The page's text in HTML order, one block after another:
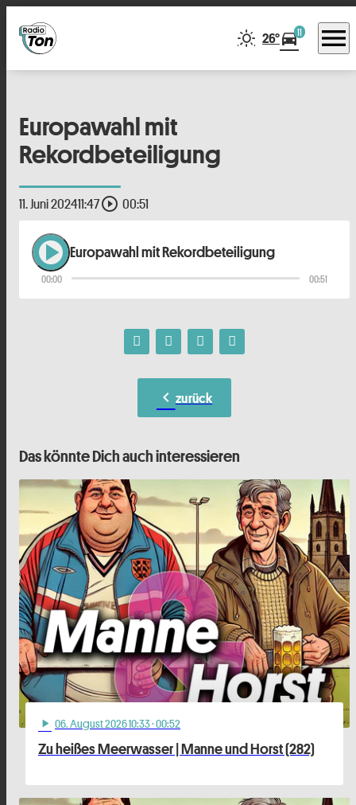
26°directions_car11 menu
Europawahl mit
Rekordbeteiligung
11. Juni 202411:47play_circle_outline 00:51
play_arrow Europawahl mit Rekordbeteiligung
00:00 00:51
chevron_left zurück
Das könnte Dich auch interessieren
play_arrow 06. August 2026 10:33· 00:52
Zu heißes Meerwasser | Manne und Horst (282)